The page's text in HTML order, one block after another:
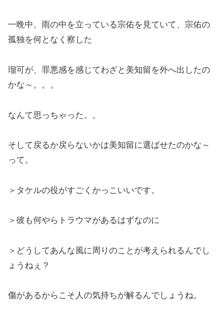
一晩中、雨の中を立っている宗佑を見ていて、宗佑の
孤独を何となく察した
瑠可が、罪悪感を感じてわざと美知留を外へ出したの
かな～。。。
なんて思っちゃった。。
そして戻るか戻らないかは美知留に選ばせたのかな～
って。
＞タケルの役がすごくかっこいいです。
＞彼も何やらトラウマがあるはずなのに
＞どうしてあんな風に周りのことが考えられるんでし
ょうねぇ？
傷があるからこそ人の気持ちが解るんでしょうね。